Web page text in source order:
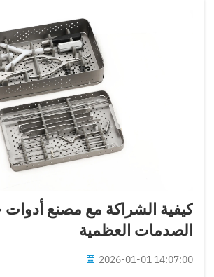
كيفية الشراكة مع مصنع
الصدمات العظمية
2026-01-01 14:07:00